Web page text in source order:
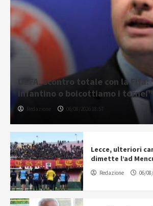
UEFA, scontro totale con la
Infantino o boicottiamo i tornei”
Redazione 06/08/2026 18:57
Lecce, ulteriori
dimette l’ad
Redazione 06/